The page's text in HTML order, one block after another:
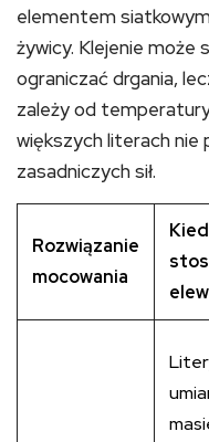
elementem
żywicy. Klejenie może
ograniczać drgania,
zależy od
większych literach nie
zasadniczych sił.
Rozwiązanie
mocowania